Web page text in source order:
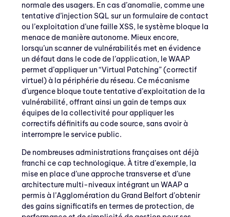
normale des usagers. En cas d’anomalie, comme une
tentative d’injection SQL sur un formulaire de contact
ou l’exploitation d’une faille XSS, le système bloque la
menace de manière autonome. Mieux encore,
lorsqu’un scanner de vulnérabilités met en évidence
un défaut dans le code de l’application, le WAAP
permet d’appliquer un “Virtual Patching” (correctif
virtuel) à la périphérie du réseau. Ce mécanisme
d’urgence bloque toute tentative d’exploitation de la
vulnérabilité, offrant ainsi un gain de temps aux
équipes de la collectivité pour appliquer les
correctifs définitifs au code source, sans avoir à
interrompre le service public.
De nombreuses administrations françaises ont déjà
franchi ce cap technologique. À titre d’exemple, la
mise en place d’une approche transverse et d’une
architecture multi-niveaux intégrant un WAAP a
permis à l’Agglomération du Grand Belfort d’obtenir
des gains significatifs en termes de protection, de